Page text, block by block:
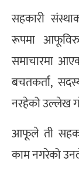
सहकारी
रूपमा
समाचारमा
बचतकर्ता,
नरहेको उल्लेख
आफूले ती
काम नगरेको